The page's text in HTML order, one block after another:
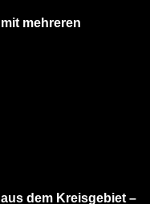
mehreren
dem Kreisgebiet –